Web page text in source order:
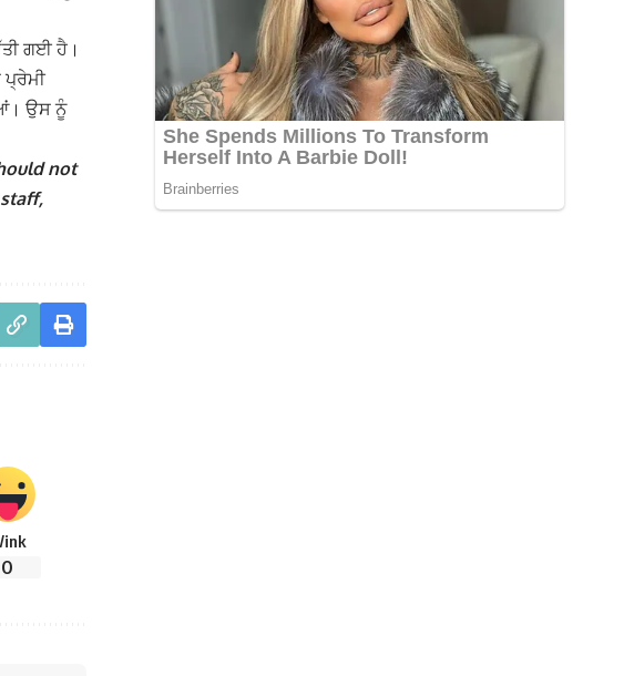
ਗਈ ਹੈ।
ਉਸ ਨੂੰ
not
0